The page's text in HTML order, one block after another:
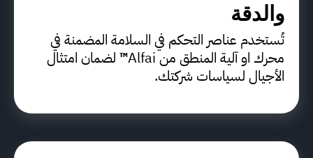
والدقة
تُستخدم عناصر التحكم في السلامة المضمنة في
محرك او آلية المنطق من Alfai
™ لضمان امتثال
الأجيال لسياسات شركتك.